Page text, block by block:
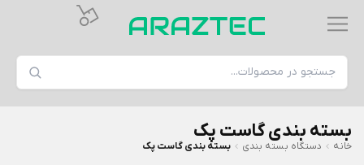
بسته بندی گاست پک
خانه دستگاه بسته بندی بسته بندی گاست پک